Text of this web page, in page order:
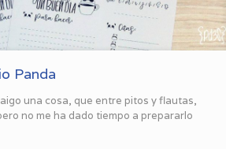
Panda
una cosa, que entre pitos y flautas,
no me ha dado tiempo a prepararlo